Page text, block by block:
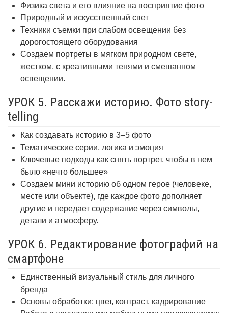
Физика света и его влияние на восприятие фото
Природный и искусственный свет
Техники съемки при слабом освещении без
дорогостоящего оборудования
Создаем портреты в мягком природном свете,
жестком, с креативными тенями и смешанном
освещении.
УРОК 5. Расскажи историю. Фото story-
telling
Как создавать историю в 3–5 фото
Тематические серии, логика и эмоция
Ключевые подходы как снять портрет, чтобы в нем
было «нечто большее»
Создаем мини историю об одном герое (человеке,
месте или объекте), где каждое фото дополняет
другие и передает содержание через символы,
детали и атмосферу.
УРОК 6. Редактирование фотографий на
смартфоне
Единственный визуальный стиль для личного
бренда
Основы обработки: цвет, контраст, кадрирование